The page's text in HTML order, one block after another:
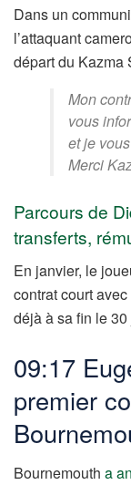
Dans un
l’attaquant
départ du Kazma
Mon
vous
et je
Merci
Parcours de
transferts,
En janvier, le
contrat court
déjà à sa fin le
09:17
premier
Bournemouth a